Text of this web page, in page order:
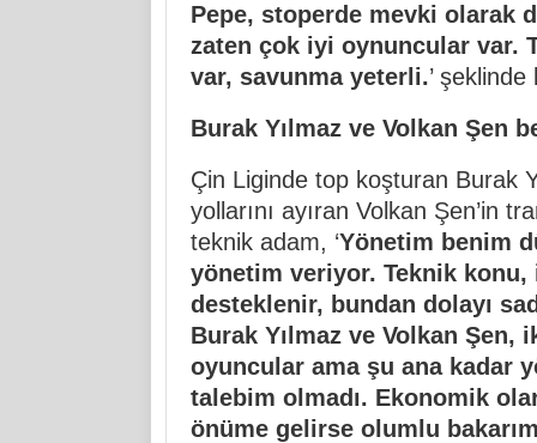
Pepe, stoperde mevki olarak
zaten çok iyi oynuncular var.
var, savunma yeterli.’
Burak Yılmaz ve Volkan Şen
Çin Liginde top koşturan Burak
yollarını ayıran Volkan Şen’in
teknik adam, ‘Yönetim benim
yönetim veriyor. Teknik
desteklenir, bundan dolayı
Burak Yılmaz ve Volkan
oyuncular ama şu ana kadar
talebim olmadı. Ekonomik
önüme gelirse olumlu